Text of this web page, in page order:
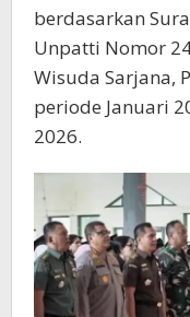
berdasarkan
Unpatti Nomor
Wisuda Sarjana,
periode Januari
2026.